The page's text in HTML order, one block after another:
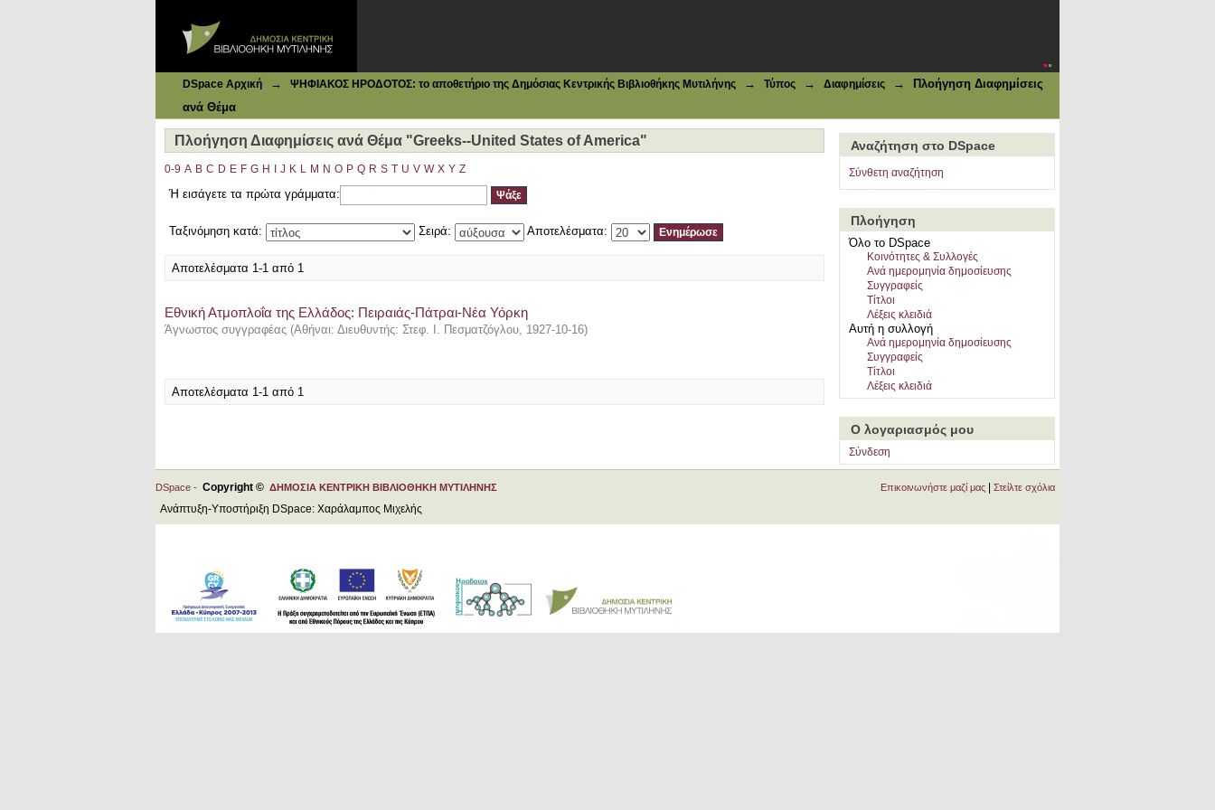
DSpace Αρχική → ΨΗΦΙΑΚΟΣ ΗΡΟΔΟΤΟΣ: το αποθετήριο της Δημόσιας Κεντρικής Βιβλιοθήκης Μυτιλήνης → Τύπος → Διαφημίσεις →
Πλοήγηση Διαφημίσεις
ανά Θέμα
Πλοήγηση Διαφημίσεις ανά Θέμα "Greeks--United States of America"
0-9 A B C D E F G H J K L M N O P Q R S T U V W X Y Z
Ή εισάγετε τα πρώτα γράμματα:
Ταξινόμηση κατά: Σειρά: Αποτελέσματα:
Αποτελέσματα 1-1 από 1
Εθνική Ατμοπλοΐα της Ελλάδος: Πειραιάς-Πάτραι-Νέα Υόρκη
Άγνωστος συγγραφέας (Αθήναι: Διευθυντής: Στεφ. Ι. Πεσματζόγλου, 1927-10-16)
Αποτελέσματα 1-1 από 1
Αναζήτηση στο DSpace
Σύνθετη αναζήτηση
Πλοήγηση
Όλο το DSpace
Κοινότητες & Συλλογές
Ανά ημερομηνία δημοσίευσης
Συγγραφείς
Τίτλοι
Λέξεις κλειδιά
Αυτή η συλλογή
Ανά ημερομηνία δημοσίευσης
Συγγραφείς
Τίτλοι
Λέξεις κλειδιά
Ο λογαριασμός μου
Σύνδεση
DSpace - Copyright © ΔΗΜΟΣΙΑ ΚΕΝΤΡΙΚΗ ΒΙΒΛΙΟΘΗΚΗ ΜΥΤΙΛΗΝΗΣ
Ανάπτυξη-Υποστήριξη DSpace: Χαράλαμπος Μιχελής
Επικοινωνήστε μαζί μας Στείλτε σχόλια